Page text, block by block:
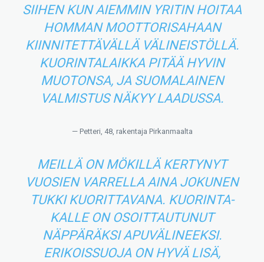
SIIHEN KUN AIEMMIN YRITIN HOITAA
HOMMAN MOOTTORISAHAAN
KIINNITETTÄVÄLLÄ VÄLINEISTÖLLÄ.
KUORINTALAIKKA PITÄÄ HYVIN
MUOTONSA, JA SUOMALAINEN
VALMISTUS NÄKYY LAADUSSA.
— Petteri, 48, rakentaja Pirkanmaalta
MEILLÄ ON MÖKILLÄ KERTYNYT
VUOSIEN VARRELLA AINA JOKUNEN
TUKKI KUORITTAVANA. KUORINTA-
KALLE ON OSOITTAUTUNUT
NÄPPÄRÄKSI APUVÄLINEEKSI.
ERIKOISSUOJA ON HYVÄ LISÄ,